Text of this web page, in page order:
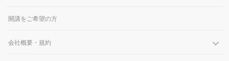
開講をご希望の方
会社概要・規約